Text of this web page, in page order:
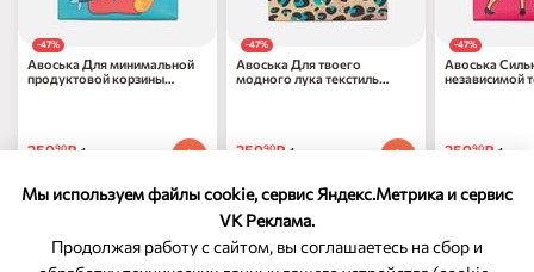
Мы используем файлы cookie, сервис Яндекс.Метрика и сервис
VK Реклама.
Продолжая работу с сайтом, вы соглашаетесь на сбор и
-47%
Авоська Для минимальной
продуктовой корзины
25990₽ 1 шт
-47%
Авоська Для твоего
модного лука текстиль
25990₽ 1 шт
-47%
Авоська
независимой
25990₽ 1 шт